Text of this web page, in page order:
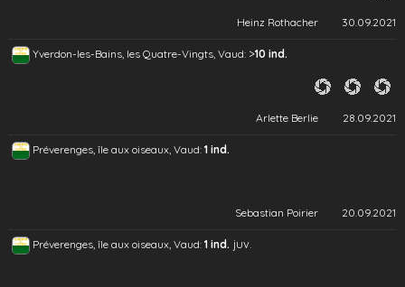
Heinz Rothacher 30.09.2021
Yverdon-les-Bains, les Quatre-Vingts, Vaud: >10 ind.
Arlette Berlie 28.09.2021
Préverenges, île aux oiseaux, Vaud: 1 ind.
Sebastian Poirier 20.09.2021
Préverenges, île aux oiseaux, Vaud: 1 ind. juv.